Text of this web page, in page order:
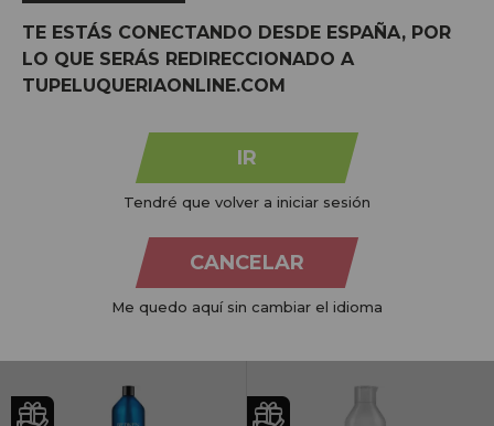
L'Oréal Serie Expert Pro Shampoo
Renovador de Dicas Finas Longas
300ml
11,20€
COMPRAR
Shampoo Reparador Redken Extreme
Damaged Hair 300ml
13,85€
COMPRAR
TE ESTÁS CONECTANDO DESDE ESPAÑA, POR
LO QUE SERÁS REDIRECCIONADO A
TUPELUQUERIAONLINE.COM
IR
Tendré que volver a iniciar sesión
CANCELAR
Me quedo aquí sin cambiar el idioma